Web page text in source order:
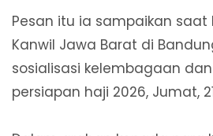
Pesan itu ia sampaikan saat
Kanwil Jawa Barat di
sosialisasi kelembagaan
persiapan haji 2026, Jumat,